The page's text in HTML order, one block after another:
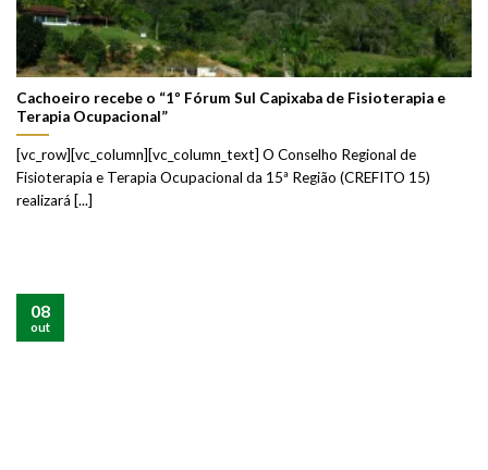
Cachoeiro recebe o “1º Fórum Sul Capixaba de Fisioterapia e
Terapia Ocupacional”
[vc_row][vc_column][vc_column_text] O Conselho Regional de
Fisioterapia e Terapia Ocupacional da 15ª Região (CREFITO 15)
realizará [...]
08
out